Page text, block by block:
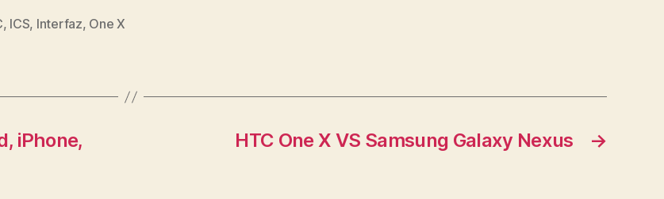
, ICS, Interfaz, One X
iPhone,
→
HTC One X VS Samsung Galaxy Nexus